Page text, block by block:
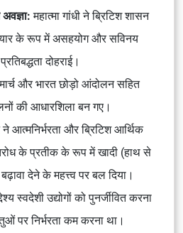
महात्मा गांधी ने ब्रिटिश शासन
के रूप में असहयोग और सविनय
दोहराई।
और भारत छोड़ो आंदोलन सहित
की आधारशिला बन गए।
आत्मनिर्भरता और ब्रिटिश आर्थिक
के प्रतीक के रूप में खादी (हाथ से
देने के महत्त्व पर बल दिया।
स्वदेशी उद्योगों को पुनर्जीवित करना
पर निर्भरता कम करना था।